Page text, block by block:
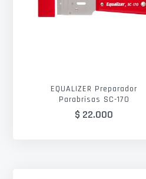
EQUALIZER Preparador
Parabrisas SC-170
$ 22.000